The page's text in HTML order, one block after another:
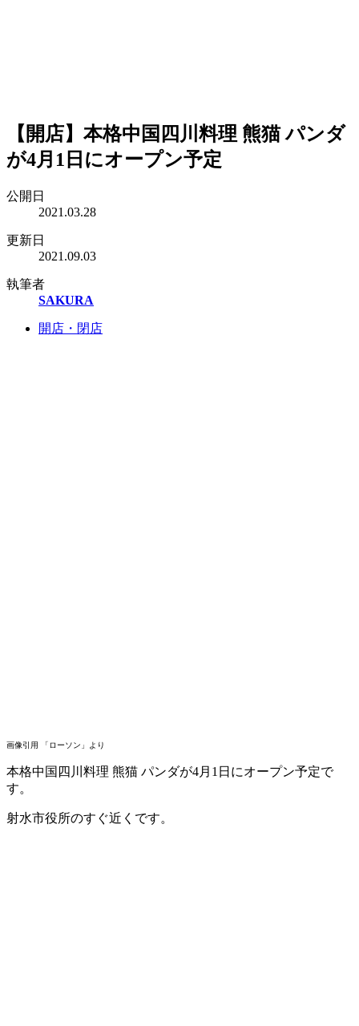
【開店】本格中国四川料理 熊猫 パンダ
が4月1日にオープン予定
公開日
2021.03.28
更新日
2021.09.03
執筆者
SAKURA
開店・閉店
画像引用 「ローソン」より
本格中国四川料理 熊猫 パンダが4月1日にオープン予定で
す。
射水市役所のすぐ近くです。